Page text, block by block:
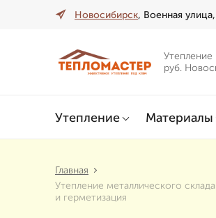
Новосибирск, Военная
руб.
Утепление Материалы
Главная
Утепление металлического
и герметизация